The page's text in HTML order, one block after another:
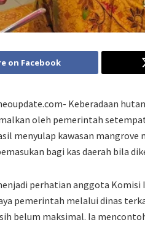
on Facebook
Keberadaan
oleh pemerintah
menyulap kawasan
bagi kas daerah bila
perhatian anggota Komisi
pemerintah melalui dinas
belum maksimal. Ia